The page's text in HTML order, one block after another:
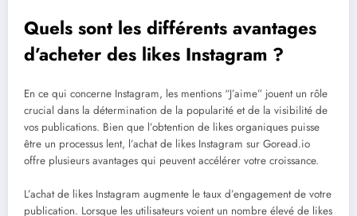
Quels sont les différents avantages
d’acheter des likes Instagram ?
En ce qui concerne Instagram, les mentions “J’aime” jouent un rôle
crucial dans la détermination de la popularité et de la visibilité de
vos publications. Bien que l’obtention de likes organiques puisse
être un processus lent, l’achat de likes Instagram sur Goread.io
offre plusieurs avantages qui peuvent accélérer votre croissance.
L’achat de likes Instagram augmente le taux d’engagement de votre
publication. Lorsque les utilisateurs voient un nombre élevé de likes